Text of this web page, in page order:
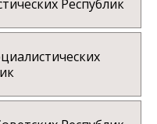
Республик